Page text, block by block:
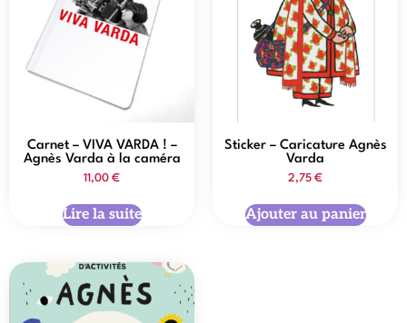
Carnet – VIVA VARDA ! –
Agnès Varda à la caméra
11,00 €
Lire la suite
Sticker – Caricature Agnès
Varda
2,75 €
Ajouter au panier